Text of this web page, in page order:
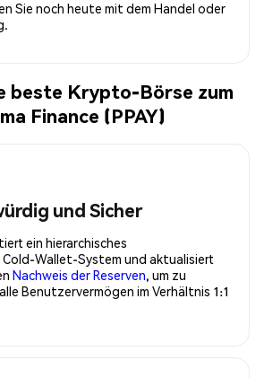
Sie noch heute mit dem Handel oder
beste Krypto-Börse zum
Finance (PPAY)
und Sicher
ein hierarchisches
Wallet-System und aktualisiert
Nachweis der Reserven, um zu
Benutzervermögen im Verhältnis 1:1